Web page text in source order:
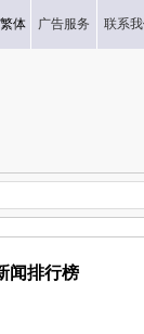
繁体 广告服务 联系
闻排行榜